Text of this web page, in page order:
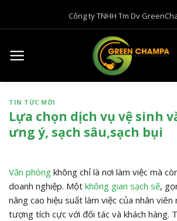
Công ty TNHH Tm Dv
TIN TỨC MỚI
Lựa chọn dịch vụ vệ sinh
ưng ý, sạch sâu,sạch bụi
Văn phòng không chỉ là nơi làm việc mà
doanh nghiệp. Một không gian sạch sẽ,
nâng cao hiệu suất làm việc của nhân viên
tượng tích cực với đối tác và khách hàng.